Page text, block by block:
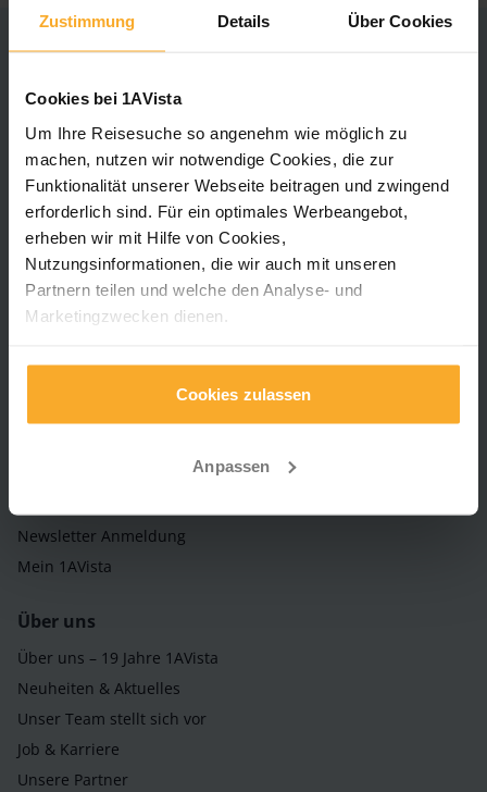
Zustimmung Details Über Cookies
Cookies bei 1AVista
Um Ihre Reisesuche so angenehm wie möglich zu
machen, nutzen wir notwendige Cookies, die zur
Funktionalität unserer Webseite beitragen und zwingend
erforderlich sind. Für ein optimales Werbeangebot,
erheben wir mit Hilfe von Cookies,
Nutzungsinformationen, die wir auch mit unseren
Partnern teilen und welche den Analyse- und
Marketingzwecken dienen.
Für unsere neue App „Mein 1AVista" nutzen wir
notwendige Cookies, die zur Funktionalität unserer App
beitragen und zwingend erforderlich sind.
Cookies zulassen
Anpassen
Flusskreuzfahrten
Flusskreuzfahrten Donau
Flusskreuzfahrten Rhein
Flusskreuzfahrten Holland und Belgien
Flusskreuzfahrten Mosel
Nilkreuzfahrten
Rundreisen
Schiffe
Newsletter Anmeldung
Mein 1AVista
Über uns
Über uns – 19 Jahre 1AVista
Neuheiten & Aktuelles
Unser Team stellt sich vor
Job & Karriere
Unsere Partner